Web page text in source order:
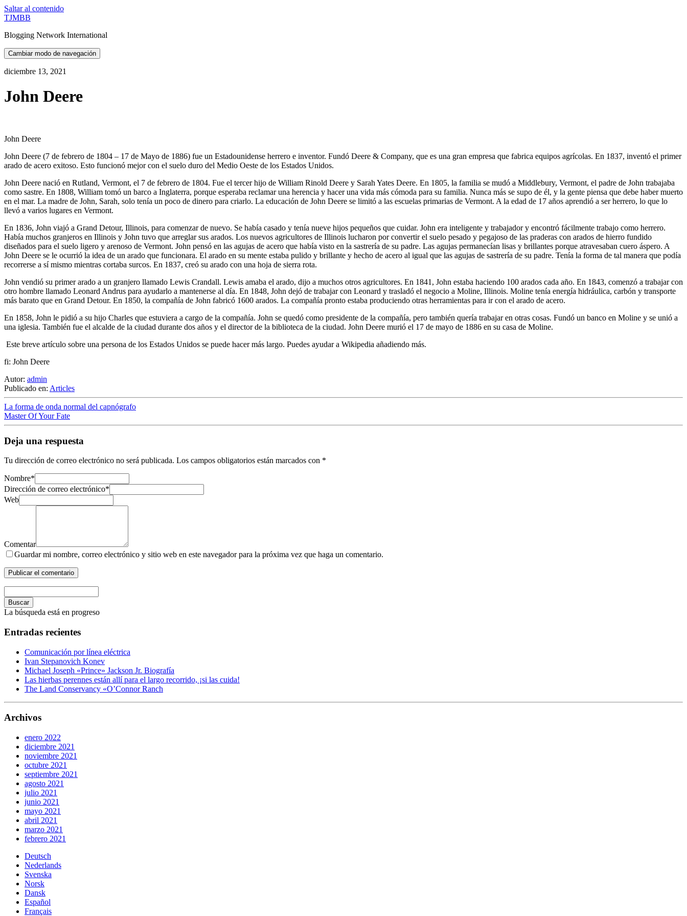
Saltar al contenido
TJMBB
Blogging Network International
Cambiar modo de navegación
diciembre 13, 2021
John Deere
John Deere
John Deere (7 de febrero de 1804 – 17 de Mayo de 1886) fue un Estadounidense herrero e inventor. Fundó Deere & Company, que es una gran empresa que fabrica equipos agrícolas. En 1837, inventó el primer
arado de acero exitoso. Esto funcionó mejor con el suelo duro del Medio Oeste de los Estados Unidos.
John Deere nació en Rutland, Vermont, el 7 de febrero de 1804. Fue el tercer hijo de William Rinold Deere y Sarah Yates Deere. En 1805, la familia se mudó a Middlebury, Vermont, el padre de John trabajaba
como sastre. En 1808, William tomó un barco a Inglaterra, porque esperaba reclamar una herencia y hacer una vida más cómoda para su familia. Nunca más se supo de él, y la gente piensa que debe haber muerto
en el mar. La madre de John, Sarah, solo tenía un poco de dinero para criarlo. La educación de John Deere se limitó a las escuelas primarias de Vermont. A la edad de 17 años aprendió a ser herrero, lo que lo
llevó a varios lugares en Vermont.
En 1836, John viajó a Grand Detour, Illinois, para comenzar de nuevo. Se había casado y tenía nueve hijos pequeños que cuidar. John era inteligente y trabajador y encontró fácilmente trabajo como herrero.
Había muchos granjeros en Illinois y John tuvo que arreglar sus arados. Los nuevos agricultores de Illinois lucharon por convertir el suelo pesado y pegajoso de las praderas con arados de hierro fundido
diseñados para el suelo ligero y arenoso de Vermont. John pensó en las agujas de acero que había visto en la sastrería de su padre. Las agujas permanecían lisas y brillantes porque atravesaban cuero áspero. A
John Deere se le ocurrió la idea de un arado que funcionara. El arado en su mente estaba pulido y brillante y hecho de acero al igual que las agujas de sastrería de su padre. Tenía la forma de tal manera que podía
recorrerse a sí mismo mientras cortaba surcos. En 1837, creó su arado con una hoja de sierra rota.
John vendió su primer arado a un granjero llamado Lewis Crandall. Lewis amaba el arado, dijo a muchos otros agricultores. En 1841, John estaba haciendo 100 arados cada año. En 1843, comenzó a trabajar con
otro hombre llamado Leonard Andrus para ayudarlo a mantenerse al día. En 1848, John dejó de trabajar con Leonard y trasladó el negocio a Moline, Illinois. Moline tenía energía hidráulica, carbón y transporte
más barato que en Grand Detour. En 1850, la compañía de John fabricó 1600 arados. La compañía pronto estaba produciendo otras herramientas para ir con el arado de acero.
En 1858, John le pidió a su hijo Charles que estuviera a cargo de la compañía. John se quedó como presidente de la compañía, pero también quería trabajar en otras cosas. Fundó un banco en Moline y se unió a
una iglesia. También fue el alcalde de la ciudad durante dos años y el director de la biblioteca de la ciudad. John Deere murió el 17 de mayo de 1886 en su casa de Moline.
Este breve artículo sobre una persona de los Estados Unidos se puede hacer más largo. Puedes ayudar a Wikipedia añadiendo más.
fi: John Deere
Autor: admin
Publicado en: Articles
La forma de onda normal del capnógrafo
Master Of Your Fate
Deja una respuesta
Tu dirección de correo electrónico no será publicada. Los campos obligatorios están marcados con *
Nombre*
Dirección de correo electrónico*
Web
Comentar
Guardar mi nombre, correo electrónico y sitio web en este navegador para la próxima vez que haga un comentario.
Buscar
La búsqueda está en progreso
Entradas recientes
Comunicación por línea eléctrica
Ivan Stepanovich Konev
Michael Joseph «Prince» Jackson Jr. Biografía
Las hierbas perennes están allí para el largo recorrido, ¡si las cuida!
The Land Conservancy «O’Connor Ranch
Archivos
enero 2022
diciembre 2021
noviembre 2021
octubre 2021
septiembre 2021
agosto 2021
julio 2021
junio 2021
mayo 2021
abril 2021
marzo 2021
febrero 2021
Deutsch
Nederlands
Svenska
Norsk
Dansk
Español
Français